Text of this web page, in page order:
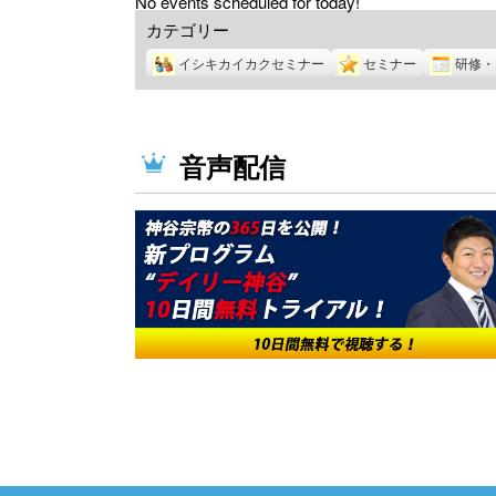
カテゴリー
イシキカイカクセミナー セミナー 研修
音声配信